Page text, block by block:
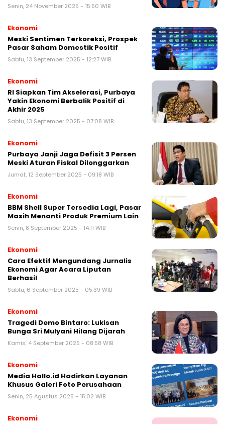
Senin, 24 November 2025 - 15:50 WIB
Ekonomi
Meski Sentimen Terkoreksi, Prospek
Pasar Saham Domestik Positif
Sabtu, 13 September 2025 - 12:27 WIB
Ekonomi
RI Siapkan Tim Akselerasi, Purbaya
Yakin Ekonomi Berbalik Positif di
Akhir 2025
Sabtu, 13 September 2025 - 07:08 WIB
Ekonomi
Purbaya Janji Jaga Defisit 3 Persen
Meski Aturan Fiskal Dilonggarkan
Jumat, 12 September 2025 - 09:18 WIB
Ekonomi
BBM Shell Super Tersedia Lagi, Pasar
Masih Menanti Produk Premium Lain
Senin, 8 September 2025 - 14:11 WIB
Ekonomi
Cara Efektif Mengundang Jurnalis
Ekonomi Agar Acara Liputan
Berhasil
Sabtu, 6 September 2025 - 05:39 WIB
Ekonomi
Tragedi Demo Bintaro: Lukisan
Bunga Sri Mulyani Hilang Dijarah
Kamis, 4 September 2025 - 08:58 WIB
Ekonomi
Media Hallo.id Hadirkan Layanan
Khusus Galeri Foto Perusahaan
Senin, 25 Agustus 2025 - 15:02 WIB
Ekonomi